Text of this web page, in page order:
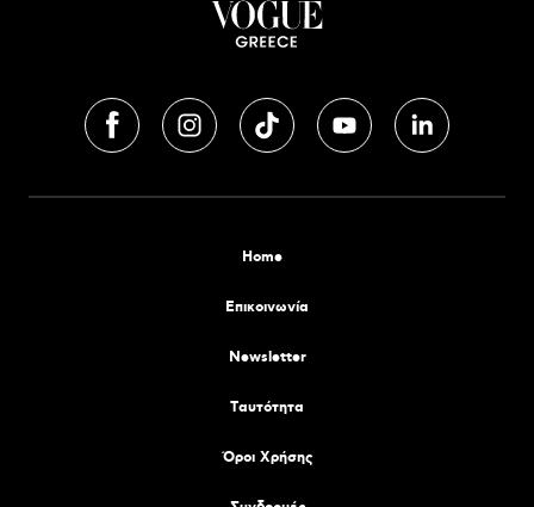
Home
Επικοινωνία
Newsletter
Tαυτότητα
Όροι Χρήσης